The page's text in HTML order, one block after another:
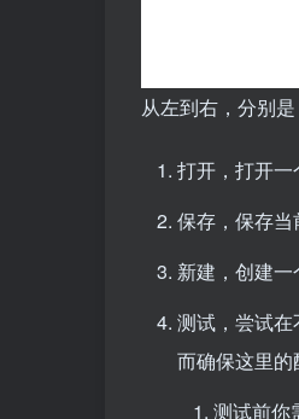
从左到右，分别是
打开，打开一
保存，保存当
新建，创建
测试，尝试
而确保这里的
测试前你